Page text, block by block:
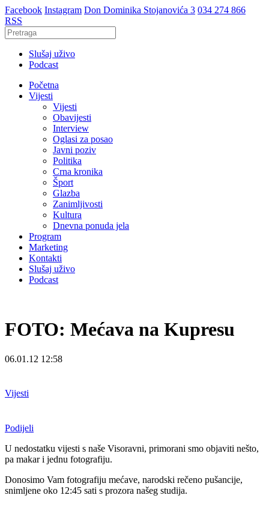
Facebook Instagram Don Dominika Stojanovića 3 034 274 866
RSS
Slušaj uživo
Podcast
Početna
Vijesti
Vijesti
Obavijesti
Interview
Oglasi za posao
Javni poziv
Politika
Crna kronika
Šport
Glazba
Zanimljivosti
Kultura
Dnevna ponuda jela
Program
Marketing
Kontakti
Slušaj uživo
Podcast
FOTO: Mećava na Kupresu
06.01.12 12:58
Vijesti
Podijeli
U nedostatku vijesti s naše Visoravni, primorani smo objaviti nešto,
pa makar i jednu fotografiju.
Donosimo Vam fotografiju mećave, narodski rečeno pušancije,
snimljene oko 12:45 sati s prozora našeg studija.